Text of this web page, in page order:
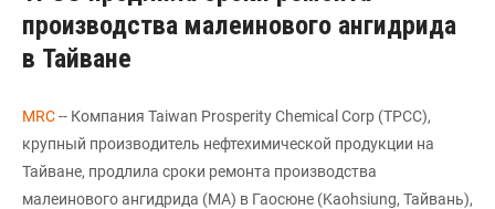
производства малеинового ангидрида
в Тайване
MRC-- Компания Taiwan Prosperity Chemical Corp (TPCC),
крупный производитель нефтехимической продукции на
Тайване, продлила сроки ремонта производства
малеинового ангидрида (МА) в Гаосюне (Kaohsiung, Тайвань),